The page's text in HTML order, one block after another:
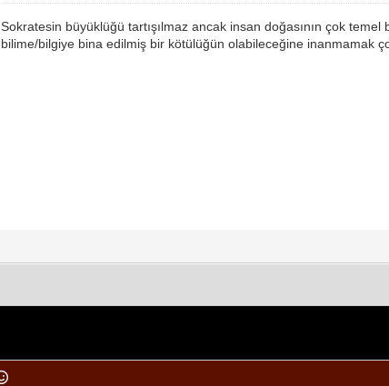
Sokratesin büyüklüğü tartışılmaz ancak insan doğasının çok
bilime/bilgiye bina edilmiş bir kötülüğün olabileceğine inanmamak